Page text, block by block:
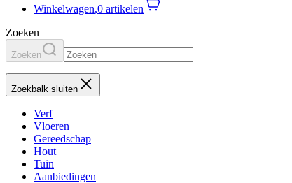
Winkelwagen,0 artikelen
Zoeken
Zoeken
Zoekbalk sluiten
Verf
Vloeren
Gereedschap
Hout
Tuin
Aanbiedingen